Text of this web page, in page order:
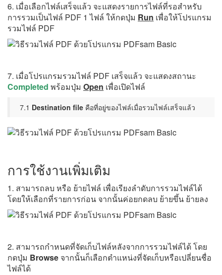
6. เมื่อเลือกไฟล์เสร็จแล้ว จะแสดงรายการไฟล์ที่รอสำหรับ
การรวมเป็นไฟล์ PDF 1 ไฟล์ ให้กดปุ่ม Run เพื่อให้โปรแกรม
รวมไฟล์ PDF
7. เมื่อโปรแกรมรวมไฟล์ PDF เสร็จแล้ว จะแสดงสถานะ
Completed พร้อมปุ่ม Open เพื่อเปิดไฟล์
7.1 Destination file คือที่อยู่ของไฟล์เมื่อรวมไฟล์เสร็จแล้ว
การใช้งานเพิ่มเติม
1. สามารถลบ หรือ ย้ายไฟล์ เพื่อเรียงลำดับการรวมไฟล์ได้
โดยให้เลือกที่รายการก่อน จากนั้นค่อยกดลบ ย้ายขึ้น ย้ายลง
2. สามารถกำหนดที่จัดเก็บไฟล์หลังจากการรวมไฟล์ได้ โดย
กดปุ่ม Browse จากนั้นก็เลือกตำแหน่งที่จัดเก็บหรือเปลี่ยนชื่อ
ไฟล์ได้